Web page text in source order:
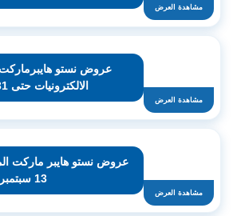
مشاهدة العرض
مشاهدة العرض
عروض نستو
الالكترونيات حتى 31 ديسمبر
مشاهدة العرض
13 سبتمبر